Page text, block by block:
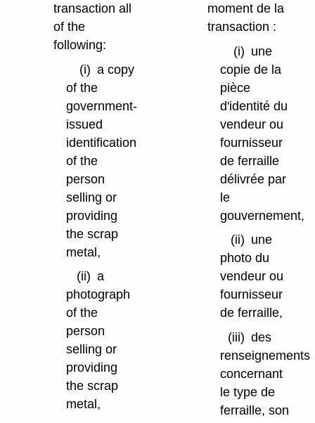
transaction all
of the
following:
(i) a copy
of the
government-
issued
identification
of the
person
selling or
providing
the scrap
metal,
(ii) a
photograph
of the
person
selling or
providing
the scrap
metal,
moment de la
transaction :
(i) une
copie de la
pièce
d'identité du
vendeur ou
fournisseur
de ferraille
délivrée par
le
gouvernement,
(ii) une
photo du
vendeur ou
fournisseur
de ferraille,
(iii) des
renseignements
concernant
le type de
ferraille, son